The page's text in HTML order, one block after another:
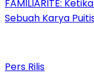
FAMILIARITÉ:
Sebuah Karya
Pers Rilis